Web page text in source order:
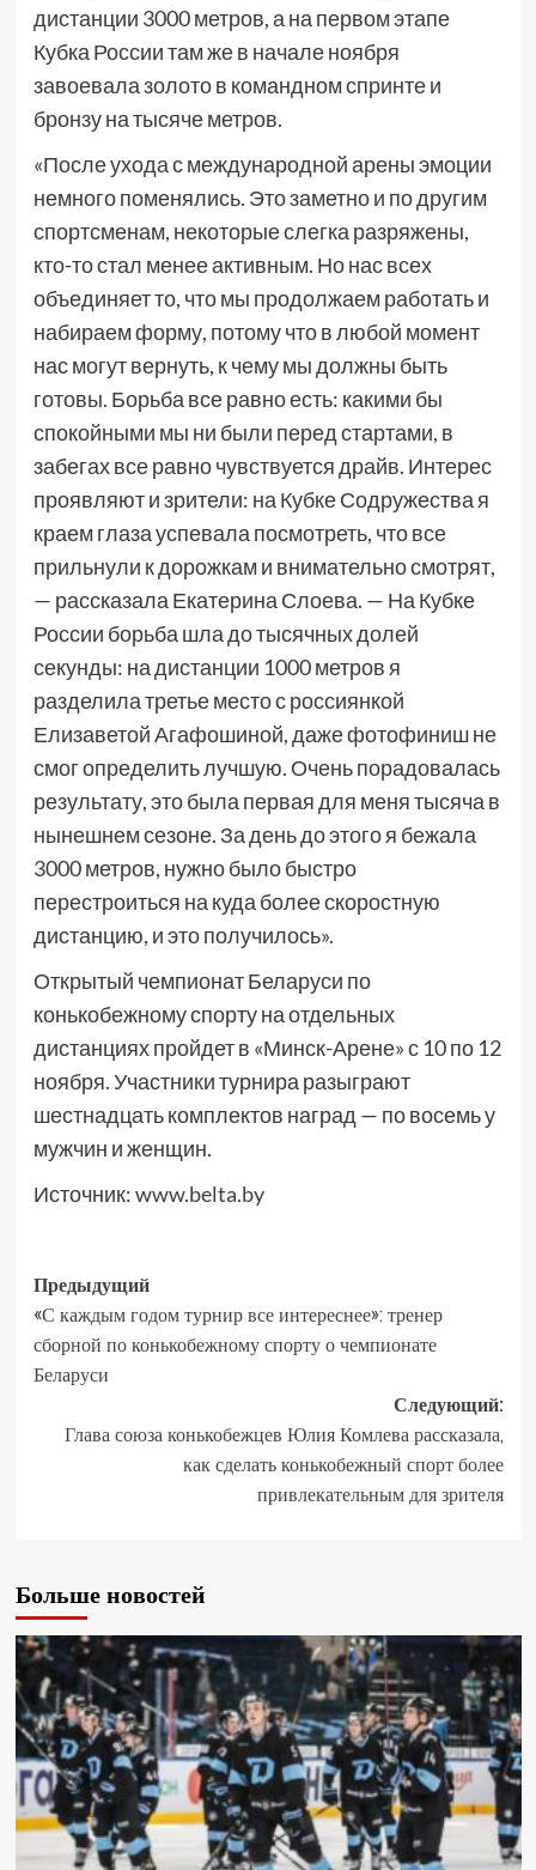
дистанции 3000 метров, а на первом этапе
Кубка России там же в начале ноября
завоевала золото в командном спринте и
бронзу на тысяче метров.
«После ухода с международной арены эмоции
немного поменялись. Это заметно и по другим
спортсменам, некоторые слегка разряжены,
кто-то стал менее активным. Но нас всех
объединяет то, что мы продолжаем работать и
набираем форму, потому что в любой момент
нас могут вернуть, к чему мы должны быть
готовы. Борьба все равно есть: какими бы
спокойными мы ни были перед стартами, в
забегах все равно чувствуется драйв. Интерес
проявляют и зрители: на Кубке Содружества я
краем глаза успевала посмотреть, что все
прильнули к дорожкам и внимательно смотрят,
— рассказала Екатерина Слоева. — На Кубке
России борьба шла до тысячных долей
секунды: на дистанции 1000 метров я
разделила третье место с россиянкой
Елизаветой Агафошиной, даже фотофиниш не
смог определить лучшую. Очень порадовалась
результату, это была первая для меня тысяча в
нынешнем сезоне. За день до этого я бежала
3000 метров, нужно было быстро
перестроиться на куда более скоростную
дистанцию, и это получилось».
Открытый чемпионат Беларуси по
конькобежному спорту на отдельных
дистанциях пройдет в «Минск-Арене» с 10 по 12
ноября. Участники турнира разыграют
шестнадцать комплектов наград — по восемь у
мужчин и женщин.
Источник:www.belta.by
Предыдущий
«С каждым годом турнир все интереснее»: тренер
сборной по конькобежному спорту о чемпионате
Беларуси
Следующий:
Глава союза конькобежцев Юлия Комлева рассказала,
как сделать конькобежный спорт более
привлекательным для зрителя
Больше новостей